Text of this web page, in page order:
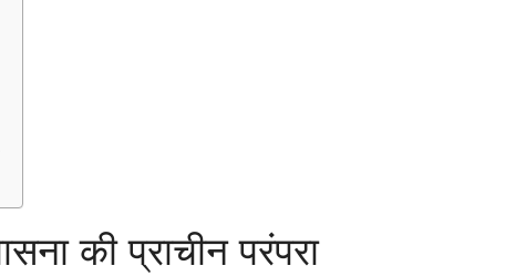
की प्राचीन परंपरा